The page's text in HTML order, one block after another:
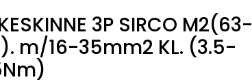
3P SIRCO M2(63-
m/16-35mm2 KL. (3.5-